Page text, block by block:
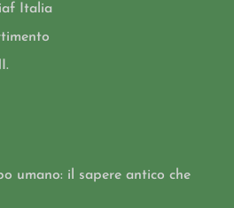
Italia
umano: il sapere antico che